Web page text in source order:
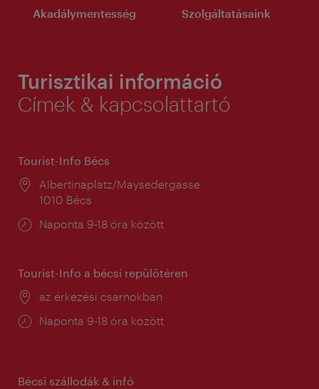
Akadálymentesség Szolgáltatásaink
Turisztikai információ
Címek & kapcsolattartó
Tourist-Info Bécs
Helyszín:
Albertinaplatz/Maysedergasse
1010 Bécs
Nyitva
Naponta 9-18 óra között
Tourist-Info a bécsi repülőtéren
Helyszín:
az érkezési csarnokban
Nyitva
Naponta 9-18 óra között
Bécsi szállodák & infó